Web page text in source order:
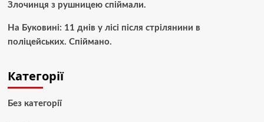
Злочинця з рушницею спіймали.
На Буковині: 11 днів у лісі після стрілянини в
поліцейських. Спіймано.
Категорії
Без категорії